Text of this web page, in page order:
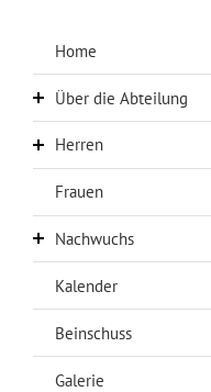
Home
Über die Abteilung
Über uns
Abteilungsleitung
Chronik
Sponsoren
Anfahrt
Herren
Aktuelles Herren
Erste Mannschaft
Zweite Mannschaft
Dritte Mannschaft
AH
Frauen
Nachwuchs
Aktuelles Nachwuchs
A-Jugend
B-Jugend
Kalender
Beinschuss
Galerie